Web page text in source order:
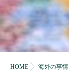
HOME 海外の事情